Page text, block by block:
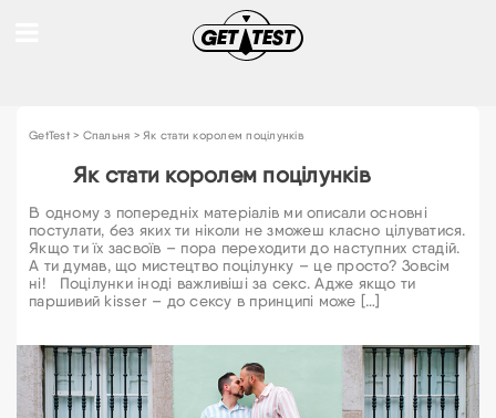
GetTest> Спальня > Як стати королем поцілунків
Як стати королем поцілунків
В одному з попередніх матеріалів ми описали основні
постулати, без яких ти ніколи не зможеш класно цілуватися.
Якщо ти їх засвоїв – пора переходити до наступних стадій.
А ти думав, що мистецтво поцілунку – це просто? Зовсім
ні! Поцілунки іноді важливіші за секс. Адже якщо ти
паршивий kisser – до сексу в принципі може […]